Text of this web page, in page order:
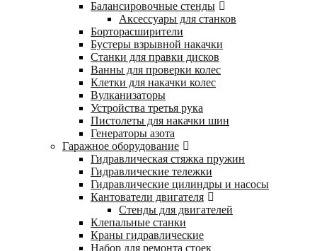
Балансировочные стенды
Аксессуары для станков
Борторасширители
Бустеры взрывной накачки
Станки для правки дисков
Ванны для проверки колес
Клетки для накачки колес
Вулканизаторы
Устройства третья рука
Пистолеты для накачки шин
Генераторы азота
Гаражное оборудование
Гидравлическая стяжка пружин
Гидравлические тележки
Гидравлические цилиндры и насосы
Кантователи двигателя
Стенды для двигателей
Клепальные станки
Краны гидравлические
Набор для ремонта стоек